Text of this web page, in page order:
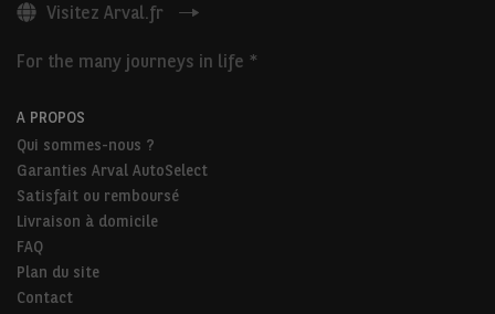
Visitez Arval.fr
For the many journeys in life *
A PROPOS
Qui sommes-nous ?
Garanties Arval AutoSelect
Satisfait ou remboursé
Livraison à domicile
FAQ
Plan du site
Contact